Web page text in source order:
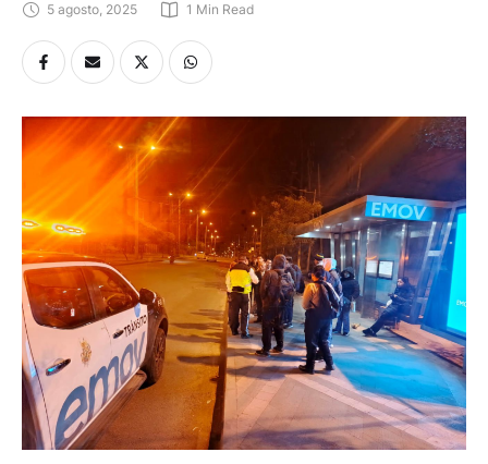
5 agosto, 2025 1 Min Read